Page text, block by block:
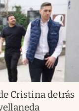
Cristina detrás